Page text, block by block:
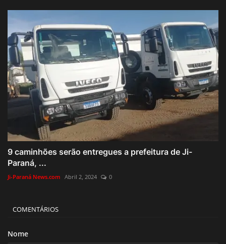
9 caminhões serão entregues a prefeitura de Ji-
Paraná, ...
Ji-Paraná News.com Abril 2, 2024 0
COMENTÁRIOS
Nome